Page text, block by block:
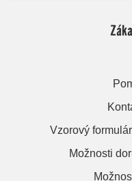
Vzorový
Možnosti